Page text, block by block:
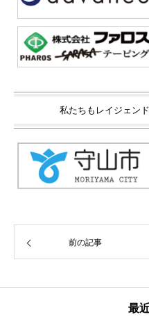
私たちもレイジェン
前の記事
最